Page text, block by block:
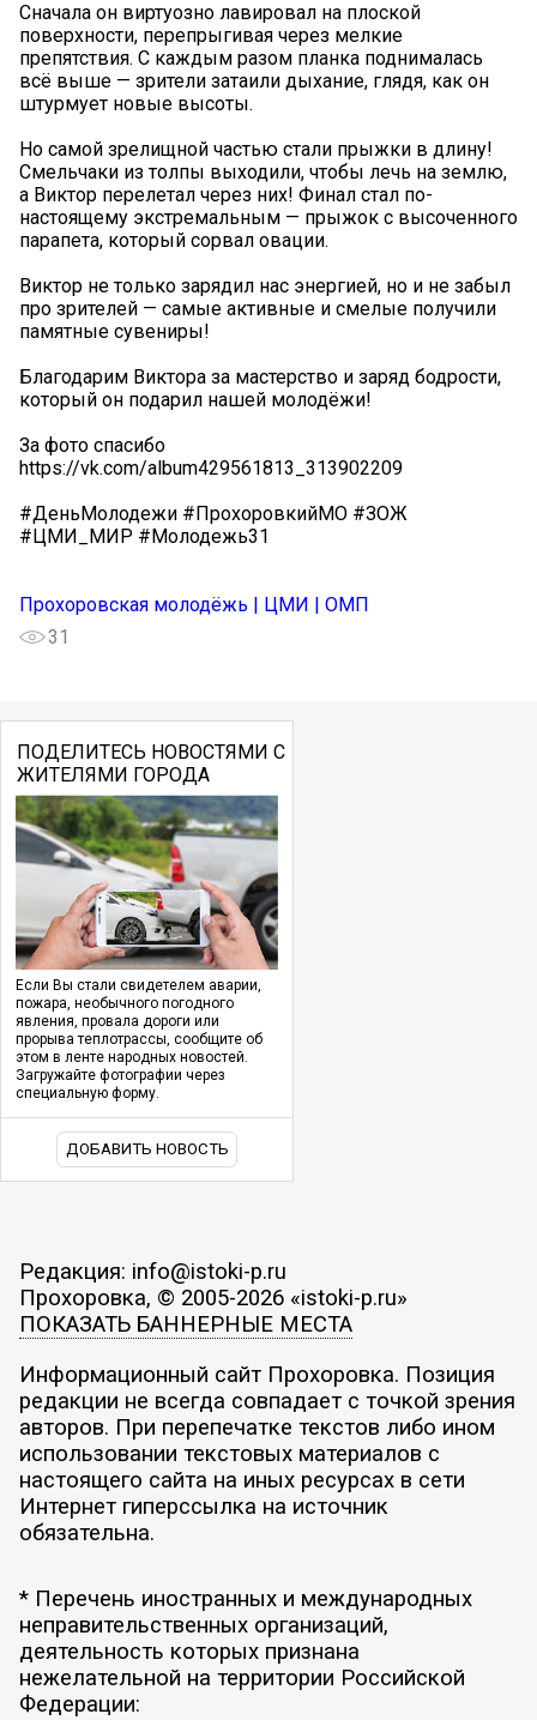
Сначала он виртуозно лавировал на плоской
поверхности, перепрыгивая через мелкие
препятствия. С каждым разом планка поднималась
всё выше — зрители затаили дыхание, глядя, как он
штурмует новые высоты.
Но самой зрелищной частью стали прыжки в длину!
Смельчаки из толпы выходили, чтобы лечь на землю,
а Виктор перелетал через них! Финал стал по-
настоящему экстремальным — прыжок с высоченного
парапета, который сорвал овации.
Виктор не только зарядил нас энергией, но и не забыл
про зрителей — самые активные и смелые получили
памятные сувениры!
Благодарим Виктора за мастерство и заряд бодрости,
который он подарил нашей молодёжи!
За фото спасибо
https://vk.com/album429561813_313902209
#ДеньМолодежи #ПрохоровкийМО #ЗОЖ
#ЦМИ_МИР #Молодежь31
Прохоровская молодёжь | ЦМИ | ОМП
31
ПОДЕЛИТЕСЬ НОВОСТЯМИ С
ЖИТЕЛЯМИ ГОРОДА
Если Вы стали свидетелем аварии,
пожара, необычного погодного
явления, провала дороги или
прорыва теплотрассы, сообщите об
этом в ленте народных новостей.
Загружайте фотографии через
специальную форму.
ДОБАВИТЬ НОВОСТЬ
Редакция: info@istoki-p.ru
Прохоровка, © 2005-2026 «istoki-p.ru»
ПОКАЗАТЬ БАННЕРНЫЕ МЕСТА
Информационный сайт Прохоровка. Позиция
редакции не всегда совпадает с точкой зрения
авторов. При перепечатке текстов либо ином
использовании текстовых материалов с
настоящего сайта на иных ресурсах в сети
Интернет гиперссылка на источник
обязательна.
* Перечень иностранных и международных
неправительственных организаций,
деятельность которых признана
нежелательной на территории Российской
Федерации: